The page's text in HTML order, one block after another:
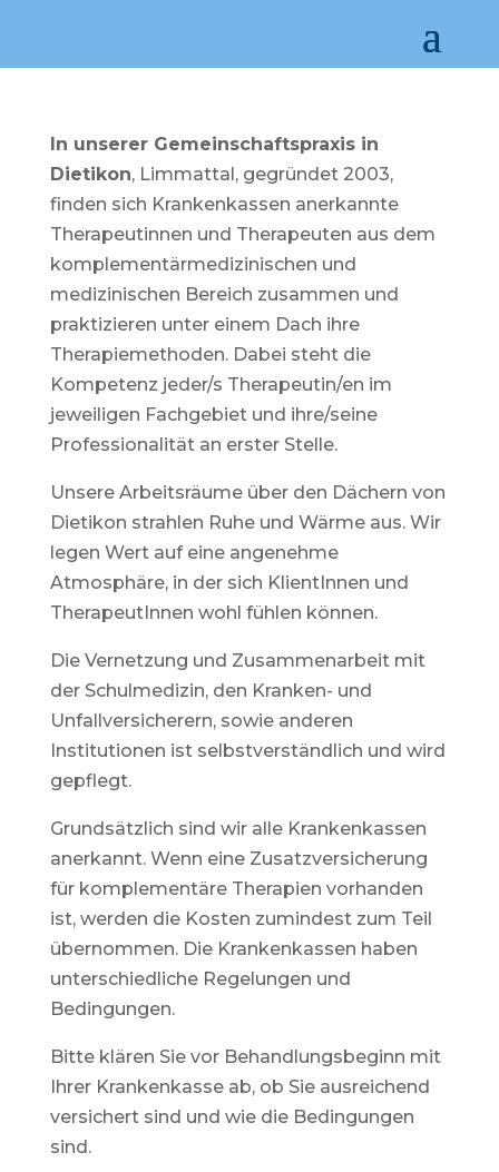
In unserer Gemeinschaftspraxis in
Dietikon, Limmattal, gegründet 2003,
finden sich Krankenkassen anerkannte
Therapeutinnen und Therapeuten aus dem
komplementärmedizinischen und
medizinischen Bereich zusammen und
praktizieren unter einem Dach ihre
Therapiemethoden. Dabei steht die
Kompetenz jeder/s Therapeutin/en im
jeweiligen Fachgebiet und ihre/seine
Professionalität an erster Stelle.
Unsere Arbeitsräume über den Dächern von
Dietikon strahlen Ruhe und Wärme aus. Wir
legen Wert auf eine angenehme
Atmosphäre, in der sich KlientInnen und
TherapeutInnen wohl fühlen können.
Die Vernetzung und Zusammenarbeit mit
der Schulmedizin, den Kranken- und
Unfallversicherern, sowie anderen
Institutionen ist selbstverständlich und wird
gepflegt.
Grundsätzlich sind wir alle Krankenkassen
anerkannt. Wenn eine Zusatzversicherung
für komplementäre Therapien vorhanden
ist, werden die Kosten zumindest zum Teil
übernommen. Die Krankenkassen haben
unterschiedliche Regelungen und
Bedingungen.
Bitte klären Sie vor Behandlungsbeginn mit
Ihrer Krankenkasse ab, ob Sie ausreichend
versichert sind und wie die Bedingungen
sind.